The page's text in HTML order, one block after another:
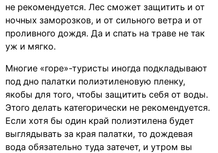
не рекомендуется. Лес сможет защитить и от
ночных заморозков, и от сильного ветра и от
проливного дождя. Да и спать на траве не так
уж и мягко.
Многие «горе»-туристы иногда подкладывают
под дно палатки полиэтиленовую пленку,
якобы для того, чтобы защитить себя от воды.
Этого делать категорически не рекомендуется.
Если хотя бы один край полиэтилена будет
выглядывать за края палатки, то дождевая
вода обязательно туда затечет, и утром вы